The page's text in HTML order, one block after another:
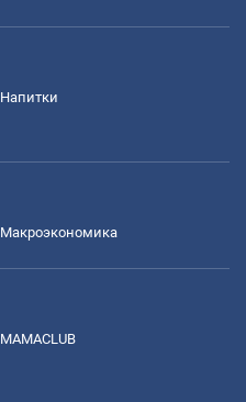
Напитки
Mакроэкономика
MAMACLUB